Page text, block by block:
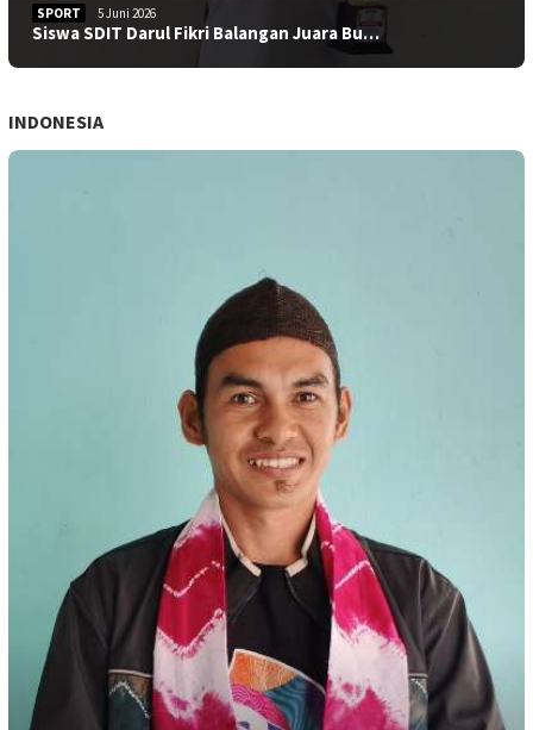
SPORT 5 Juni 2026
Siswa SDIT Darul Fikri Balangan Juara Bu…
INDONESIA